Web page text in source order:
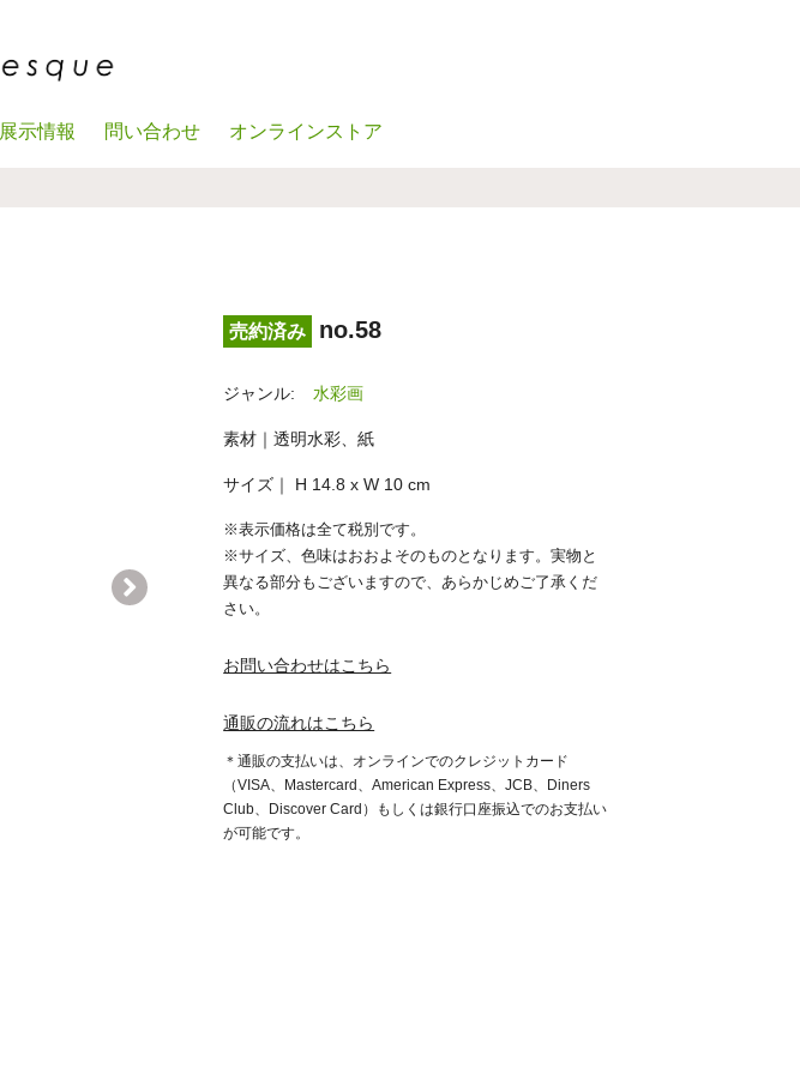
展示情報 問い合わせ オンラインストア
売約済み no.58
ジャンル: 水彩画
素材｜透明水彩、紙
サイズ｜ H 14.8 x W 10 cm
※表示価格は全て税別です。
※サイズ、色味はおおよそのものとなります。実物と
異なる部分もございますので、あらかじめご了承くだ
さい。
お問い合わせはこちら
通販の流れはこちら
＊通販の支払いは、オンラインでのクレジットカード
（VISA、Mastercard、American Express、JCB、Diners
Club、Discover Card）もしくは銀行口座振込でのお支払い
が可能です。